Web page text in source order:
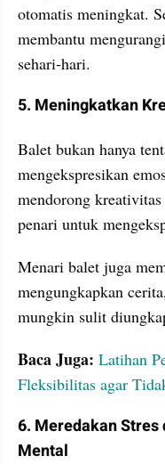
otomatis meningkat.
membantu
sehari-hari.
5. Meningkatkan
Balet bukan hanya
mengekspresikan
mendorong
penari untuk
Menari balet juga
mengungkapkan
mungkin sulit
Baca Juga: Latihan
Fleksibilitas agar
6. Meredakan
Mental